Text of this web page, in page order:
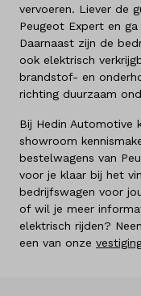
vervoeren. Liever de
Peugeot Expert en
Daarnaast zijn de
ook elektrisch
brandstof- en
richting duurzaam
Bij Hedin Automotive
showroom
bestelwagens van
voor je klaar bij het
bedrijfswagen voor
of wil je meer
elektrisch rijden?
een van onze